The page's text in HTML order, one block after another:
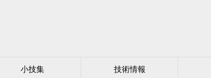
小技集 技術情報